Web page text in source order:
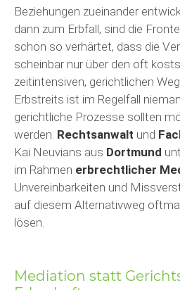
Beziehungen zueinander
dann zum Erbfall, sind die
schon so verhärtet, dass die
scheinbar nur über den oft
zeitintensiven, gerichtlichen
Erbstreits ist im Regelfall
gerichtliche Prozesse sollten
werden. Rechtsanwalt und
Kai Neuvians aus Dortmund
im Rahmen erbrechtlicher
Unvereinbarkeiten und
auf diesem Alternativweg
lösen.
Mediation statt